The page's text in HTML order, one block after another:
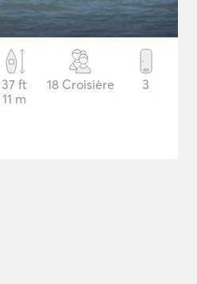
37 ft
11 m
18 Croisière 3